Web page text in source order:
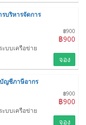
บริหารจัดการ
฿900
฿900
บบเครือข่าย
จอง
ญชีภาษีอากร
฿900
฿900
บบเครือข่าย
จอง